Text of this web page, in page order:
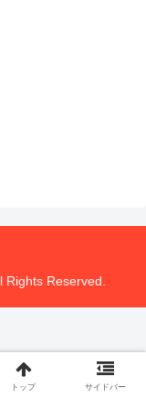
Reserved.
トップ サイドバー